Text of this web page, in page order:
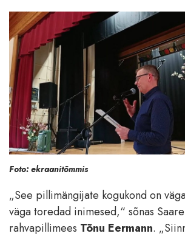
Foto: ekraanitõmmis
„See pillimängijate kogukond on
väga toredad inimesed,“ sõnas
rahvapillimees Tõnu Eermann.